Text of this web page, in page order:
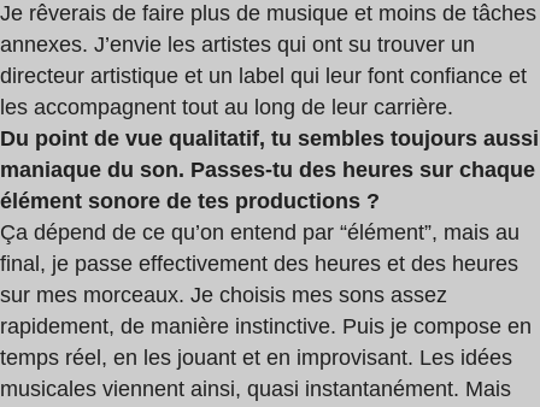
Je rêverais de faire plus de musique et moins de tâches
annexes. J’envie les artistes qui ont su trouver un
directeur artistique et un label qui leur font confiance et
les accompagnent tout au long de leur carrière.
Du point de vue qualitatif, tu sembles toujours aussi
maniaque du son. Passes-tu des heures sur chaque
élément sonore de tes productions ?
Ça dépend de ce qu’on entend par “élément”, mais au
final, je passe effectivement des heures et des heures
sur mes morceaux. Je choisis mes sons assez
rapidement, de manière instinctive. Puis je compose en
temps réel, en les jouant et en improvisant. Les idées
musicales viennent ainsi, quasi instantanément. Mais